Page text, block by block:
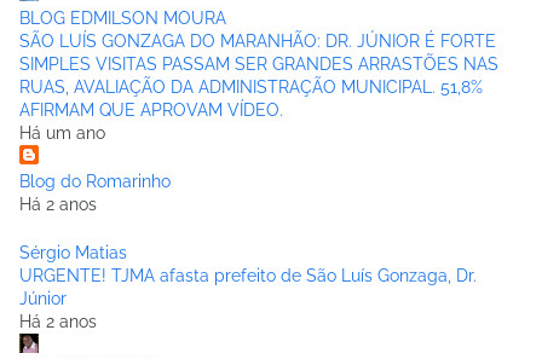
BLOG EDMILSON MOURA
SÃO LUÍS GONZAGA DO MARANHÃO: DR. JÚNIOR É FORTE
SIMPLES VISITAS PASSAM SER GRANDES ARRASTÕES NAS
RUAS, AVALIAÇÃO DA ADMINISTRAÇÃO MUNICIPAL. 51,8%
AFIRMAM QUE APROVAM VÍDEO.
Há um ano
Blog do Romarinho
Há 2 anos
Sérgio Matias
URGENTE! TJMA afasta prefeito de São Luís Gonzaga, Dr.
Júnior
Há 2 anos